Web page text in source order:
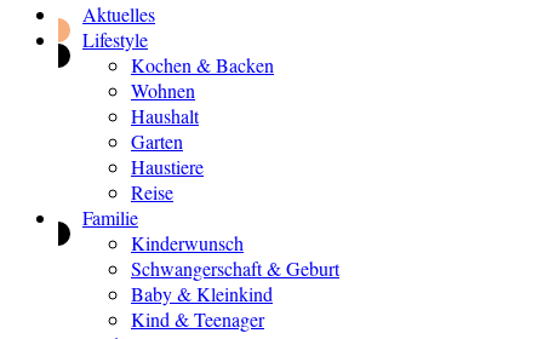
Aktuelles
Lifestyle
Kochen & Backen
Wohnen
Haushalt
Garten
Haustiere
Reise
Familie
Kinderwunsch
Schwangerschaft & Geburt
Baby & Kleinkind
Kind & Teenager